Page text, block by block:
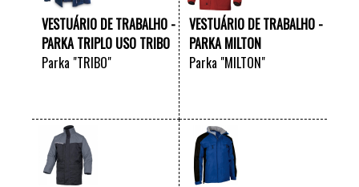
VESTUÁRIO DE TRABALHO -
PARKA TRIPLO USO TRIBO
Parka "TRIBO"
VESTUÁRIO DE TRABALHO -
PARKA MILTON
Parka "MILTON"